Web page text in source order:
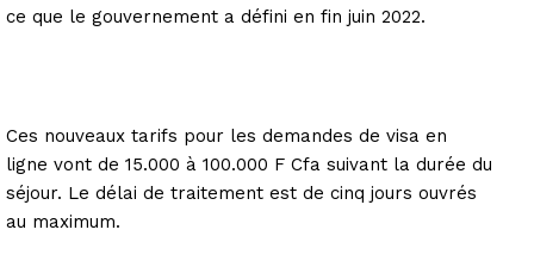
ce que le gouvernement a défini en fin juin 2022.
Ces nouveaux tarifs pour les demandes de visa en
ligne vont de 15.000 à 100.000 F Cfa suivant la durée du
séjour. Le délai de traitement est de cinq jours ouvrés
au maximum.